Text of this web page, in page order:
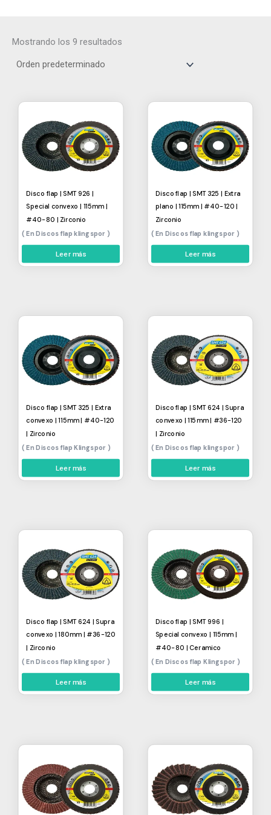
Mostrando los 9 resultados
Disco flap | SMT 926 |
Special convexo | 115mm |
#40-80 | Zirconio
Discos flap klingspor
Leer más
Disco flap | SMT 325 | Extra
plano | 115mm | #40-120 |
Zirconio
Discos flap klingspor
Leer más
Disco flap | SMT 325 | Extra
convexo | 115mm | #40-120
| Zirconio
Discos flap Klingspor
Leer más
Disco flap | SMT 624 | Supra
convexo | 115mm | #36-120
| Zirconio
Discos flap klingspor
Leer más
Disco flap | SMT 624 | Supra
convexo | 180mm | #36-120
| Zirconio
Discos flap klingspor
Leer más
Disco flap | SMT 996 |
Special convexo | 115mm |
#40-80 | Ceramico
Discos flap Klingspor
Leer más